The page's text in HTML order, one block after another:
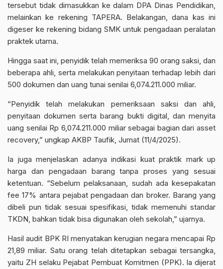
tersebut tidak dimasukkan ke dalam DPA Dinas Pendidikan,
melainkan ke rekening TAPERA. Belakangan, dana kas ini
digeser ke rekening bidang SMK untuk pengadaan peralatan
praktek utama.
Hingga saat ini, penyidik telah memeriksa 90 orang saksi, dan
beberapa ahli, serta melakukan penyitaan terhadap lebih dari
500 dokumen dan uang tunai senilai 6,074.211.000 miliar.
“Penyidik telah melakukan pemeriksaan saksi dan ahli,
penyitaan dokumen serta barang bukti digital, dan menyita
uang senilai Rp 6,074.211.000 miliar sebagai bagian dari asset
recovery,” ungkap AKBP Taufik, Jumat (11/4/2025).
Ia juga menjelaskan adanya indikasi kuat praktik mark up
harga dan pengadaan barang tanpa proses yang sesuai
ketentuan. “Sebelum pelaksanaan, sudah ada kesepakatan
fee 17% antara pejabat pengadaan dan broker. Barang yang
dibeli pun tidak sesuai spesifikasi, tidak memenuhi standar
TKDN, bahkan tidak bisa digunakan oleh sekolah,” ujarnya.
Hasil audit BPK RI menyatakan kerugian negara mencapai Rp
21,89 miliar. Satu orang telah ditetapkan sebagai tersangka,
yaitu ZH selaku Pejabat Pembuat Komitmen (PPK). Ia dijerat